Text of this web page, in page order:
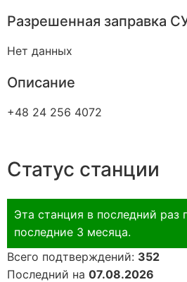
Разрешенная заправка
Нет данных
Описание
+48 24 256 4072
Статус станции
Эта станция в последний раз
последние 3 месяца.
Всего подтверждений: 352
Последний на 07.08.2026